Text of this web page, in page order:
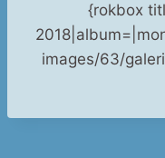
{rokbox
images/63/